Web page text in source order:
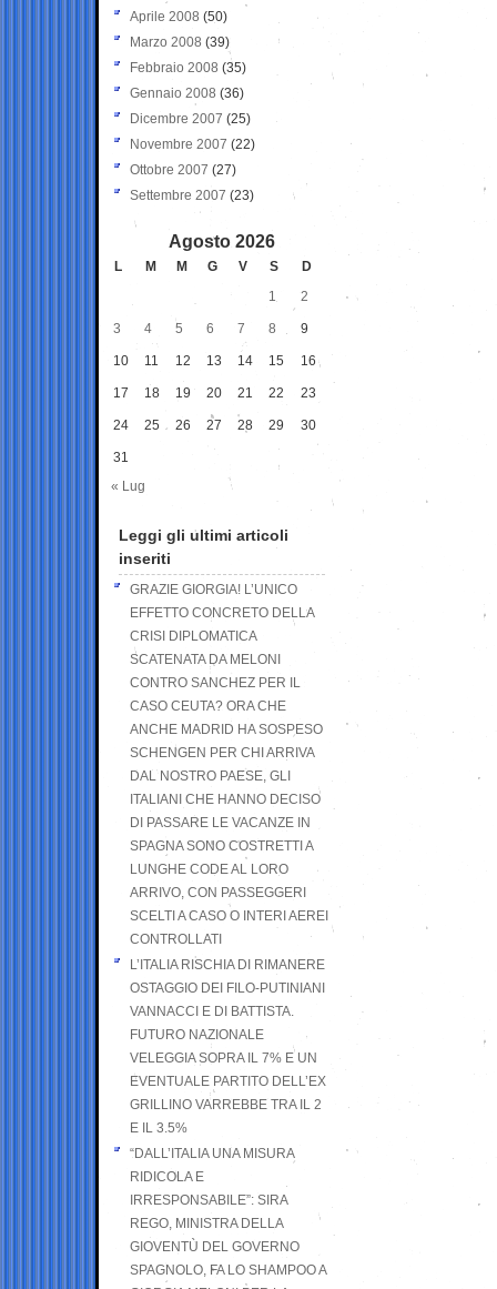
Aprile 2008 (50)
Marzo 2008 (39)
Febbraio 2008 (35)
Gennaio 2008 (36)
Dicembre 2007 (25)
Novembre 2007 (22)
Ottobre 2007 (27)
Settembre 2007 (23)
Agosto 2026
L M M G V S
D
1
2
3 4 5 6 7 8 9
10 11 12 13 14 15 16
17 18 19 20 21 22 23
24 25 26 27 28 29 30
31
« Lug
Leggi gli ultimi articoli
inseriti
GRAZIE GIORGIA! L’UNICO
EFFETTO CONCRETO DELLA
CRISI DIPLOMATICA
SCATENATA DA MELONI
CONTRO SANCHEZ PER IL
CASO CEUTA? ORA CHE
ANCHE MADRID HA SOSPESO
SCHENGEN PER CHI ARRIVA
DAL NOSTRO PAESE, GLI
ITALIANI CHE HANNO DECISO
DI PASSARE LE VACANZE IN
SPAGNA SONO COSTRETTI A
LUNGHE CODE AL LORO
ARRIVO, CON PASSEGGERI
SCELTI A CASO O INTERI AEREI
CONTROLLATI
L’ITALIA RISCHIA DI RIMANERE
OSTAGGIO DEI FILO-PUTINIANI
VANNACCI E DI BATTISTA.
FUTURO NAZIONALE
VELEGGIA SOPRA IL 7% E UN
EVENTUALE PARTITO DELL’EX
GRILLINO VARREBBE TRA IL 2
E IL 3.5%
“DALL’ITALIA UNA MISURA
RIDICOLA E
IRRESPONSABILE”: SIRA
REGO, MINISTRA DELLA
GIOVENTÙ DEL GOVERNO
SPAGNOLO, FA LO SHAMPOO A